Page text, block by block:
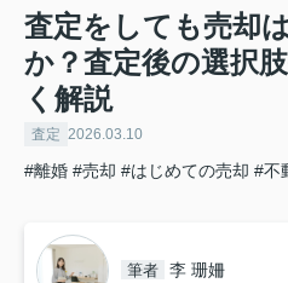
査定をしても売却
か？査定後の選択
く解説
査定 2026.03.10
#離婚 #売却 #はじめての売却 #不
筆者 李 珊姍